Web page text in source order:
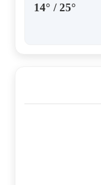
14° / 25°